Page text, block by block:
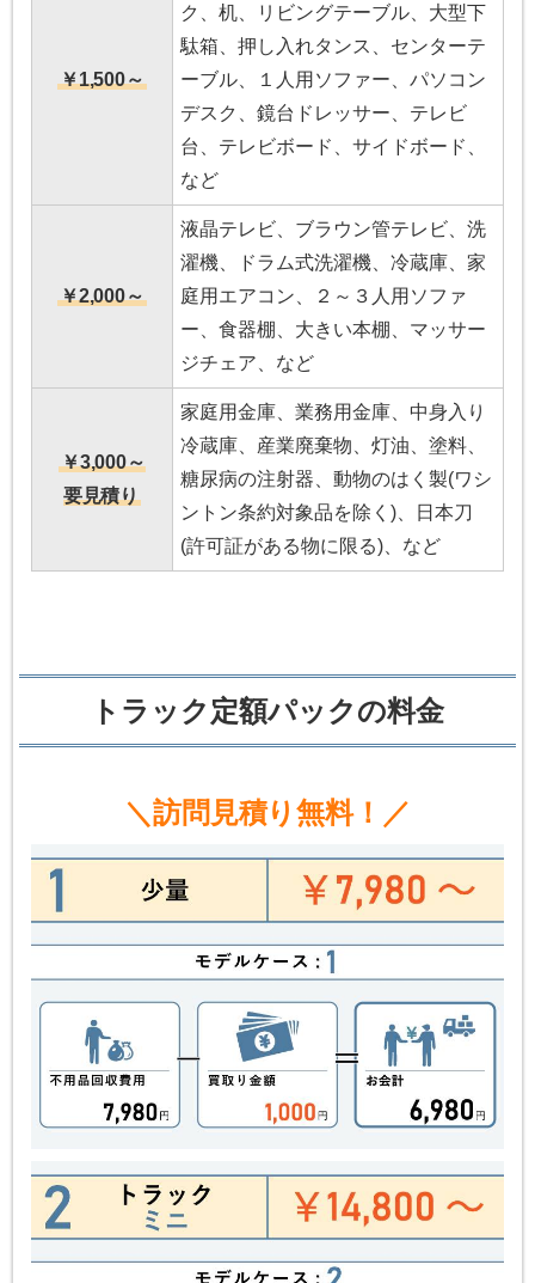
￥1,500～
ク、机、リビングテーブル、大型下
駄箱、押し入れタンス、センターテ
ーブル、１人用ソファー、パソコン
デスク、鏡台ドレッサー、テレビ
台、テレビボード、サイドボード、
など
￥2,000～
液晶テレビ、ブラウン管テレビ、洗
濯機、ドラム式洗濯機、冷蔵庫、家
庭用エアコン、２～３人用ソファ
ー、食器棚、大きい本棚、マッサー
ジチェア、など
￥3,000～
要見積り
家庭用金庫、業務用金庫、中身入り
冷蔵庫、産業廃棄物、灯油、塗料、
糖尿病の注射器、動物のはく製(ワシ
ントン条約対象品を除く)、日本刀
(許可証がある物に限る)、など
トラック定額パックの料金
＼訪問見積り無料！／